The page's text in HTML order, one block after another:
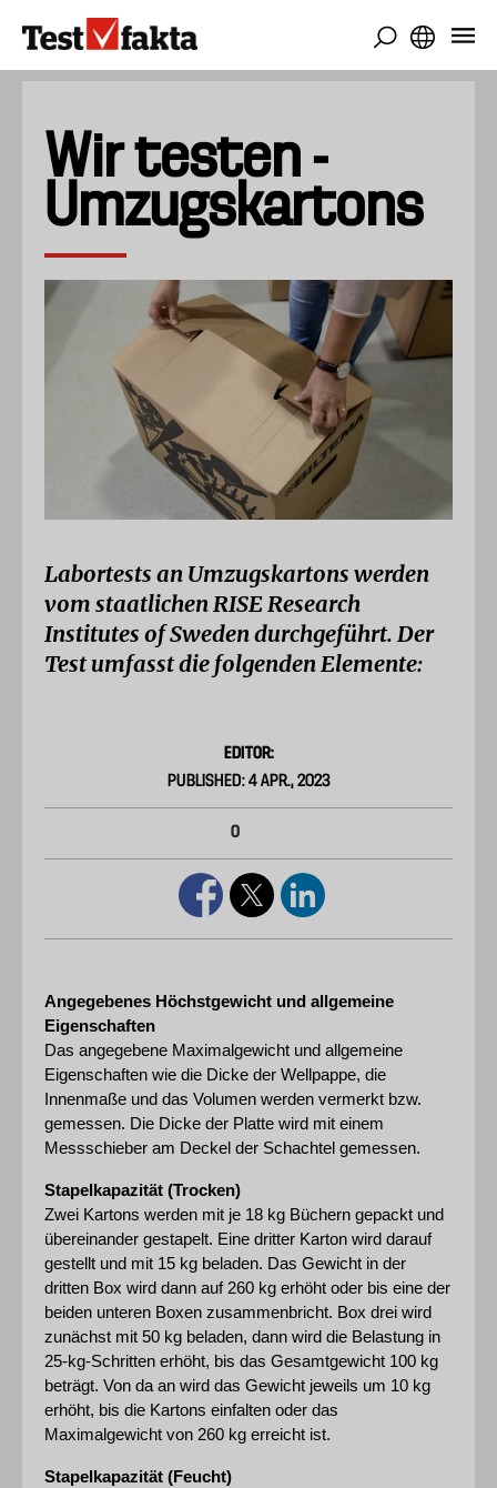
Inhalt
Wir testen -
Umzugskartons
Labortests an Umzugskartons werden
vom staatlichen RISE Research
Institutes of Sweden durchgeführt. Der
Test umfasst die folgenden Elemente:
EDITOR:
PUBLISHED: 4 APR., 2023
0
Angegebenes Höchstgewicht und allgemeine
Eigenschaften
Das angegebene Maximalgewicht und allgemeine
Eigenschaften wie die Dicke der Wellpappe, die
Innenmaße und das Volumen werden vermerkt bzw.
gemessen. Die Dicke der Platte wird mit einem
Messschieber am Deckel der Schachtel gemessen.
Stapelkapazität (Trocken)
Zwei Kartons werden mit je 18 kg Büchern gepackt und
übereinander gestapelt. Eine dritter Karton wird darauf
gestellt und mit 15 kg beladen. Das Gewicht in der
dritten Box wird dann auf 260 kg erhöht oder bis eine der
beiden unteren Boxen zusammenbricht. Box drei wird
zunächst mit 50 kg beladen, dann wird die Belastung in
25-kg-Schritten erhöht, bis das Gesamtgewicht 100 kg
beträgt. Von da an wird das Gewicht jeweils um 10 kg
erhöht, bis die Kartons einfalten oder das
Maximalgewicht von 260 kg erreicht ist.
Stapelkapazität (Feucht)